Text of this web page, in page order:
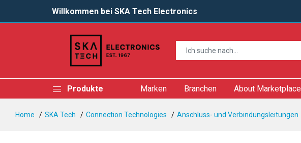
Willkommen bei SKA Tech Electronics
Produkte Marken Branchen About Marketplace
Home SKA Tech Connection Technologies Anschluss- und Verbindungsleitungen